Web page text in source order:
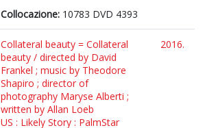
Collocazione: 10783 DVD 4393
Collateral beauty = Collateral
beauty / directed by David
Frankel ; music by Theodore
Shapiro ; director of
photography Maryse Alberti ;
written by Allan Loeb
US : Likely Story : PalmStar
2016.